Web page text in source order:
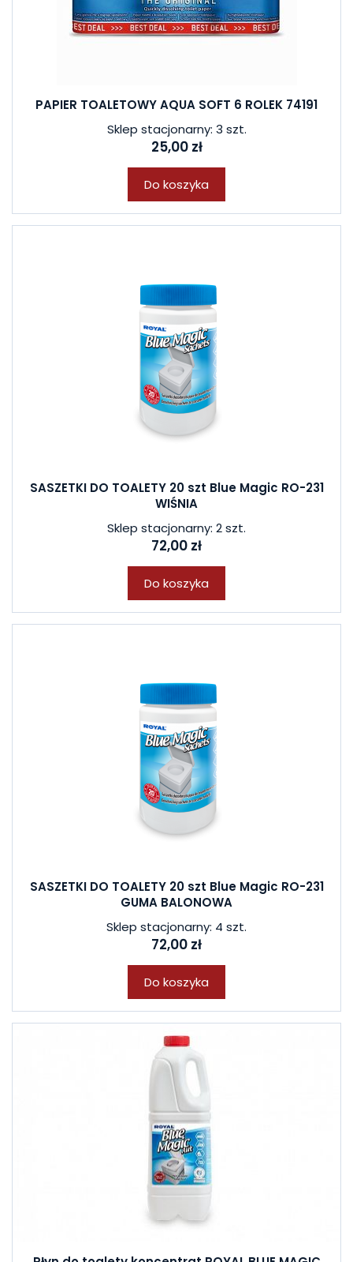
PAPIER TOALETOWY AQUA SOFT 6 ROLEK 74191
Sklep stacjonarny: 3 szt.
25,00 zł
Do koszyka
SASZETKI DO TOALETY 20 szt Blue Magic RO-231
WIŚNIA
Sklep stacjonarny: 2 szt.
72,00 zł
Do koszyka
SASZETKI DO TOALETY 20 szt Blue Magic RO-231
GUMA BALONOWA
Sklep stacjonarny: 4 szt.
72,00 zł
Do koszyka